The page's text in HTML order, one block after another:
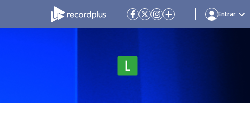
Entrar